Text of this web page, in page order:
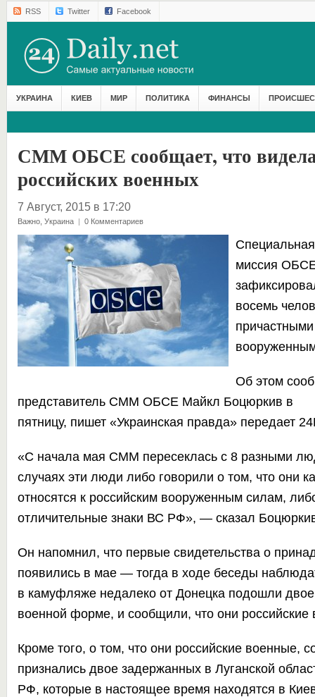
RSS Twitter Facebook
УКРАИНА КИЕВ МИР ПОЛИТИКА ФИНАНСЫ
СММ ОБСЕ сообщает, что видела
российских военных
7 Август, 2015 в 17:20
Важно, Украина | 0 Комментариев
миссия
восемь
Об этом
представитель СММ ОБСЕ Майкл Боцюркив в
пятницу, пишет «Украинская правда» передает
«С начала мая СММ пересеклась с 8 разными
случаях эти люди либо говорили о том, что они
относятся к российским вооруженным силам,
отличительные знаки ВС РФ», — сказал
Он напомнил, что первые свидетельства о
появились в мае — тогда в ходе беседы
в камуфляже недалеко от Донецка подошли
военной форме, и сообщили, что они российские
Кроме того, о том, что они российские военные,
признались двое задержанных в Луганской
РФ, которые в настоящее время находятся в